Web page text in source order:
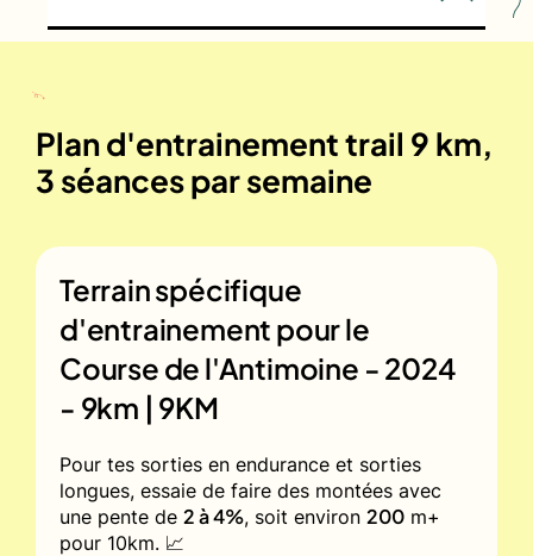
Plan d'entrainement trail 9 km,
3 séances par semaine
Terrain spécifique
d'entrainement pour le
Course de l'Antimoine - 2024
- 9km | 9KM
Pour tes sorties en endurance et sorties
longues, essaie de faire des montées avec
une pente de 2 à 4%, soit environ 200 m+
pour 10km. 📈